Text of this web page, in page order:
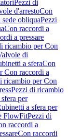
Pezzi di
d'arrestoCon
obliquaPezzi
Con raccordi a
a pressare
ricambio per Con
di
a sferaCon
Con raccordi a
ricambio per Con
Pezzi di ricambio
per
a sfera per
FlowFitPezzi di
raccordi a
Con raccordi